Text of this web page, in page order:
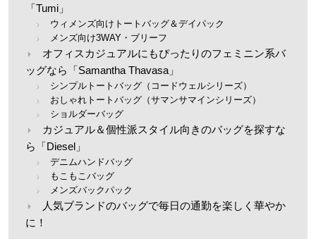
「Tumi」
ウィメンズ向けトートバッグ＆デイパック
メンズ向け3WAY・ブリーフ
オフィスカジュアルにもぴったりのフェミニン系バ
ッグなら「Samantha Thavasa」
シンプルトートバッグ（コードウェルシリーズ）
おしゃれトートバッグ（サマンサマインシリーズ）
ショルダーバッグ
カジュアル＆個性派スタイル向きのバッグを探すな
ら「Diesel」
デニムハンドバッグ
もこもこバッグ
メンズバックパック
人気ブランドのバッグで毎日の通勤を楽しく華やか
に！